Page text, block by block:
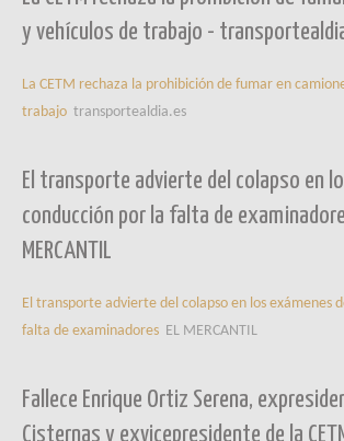
y vehículos de trabajo -
La CETM rechaza la prohibición de fumar en
trabajo transportealdia.es
El transporte advierte del colapso en
conducción por la falta de
MERCANTIL
El transporte advierte del colapso en los exámenes
falta de examinadores EL MERCANTIL
Fallece Enrique Ortiz Serena,
Cisternas y exvicepresidente de la